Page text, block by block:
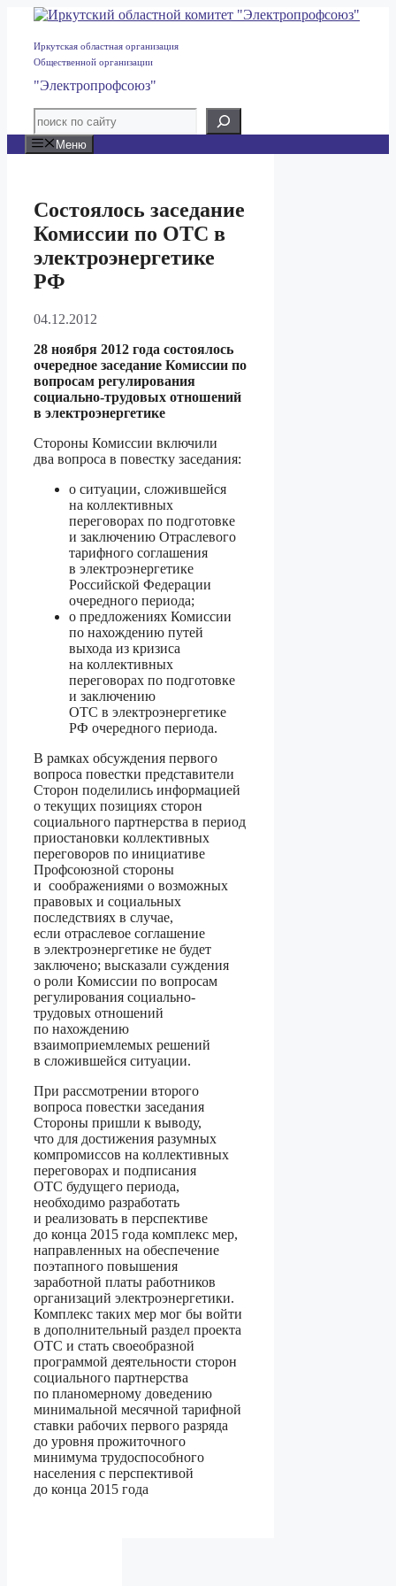
Перейти
содержимому
Иркутская областная организация
Общественной организации
"Электропрофсоюз"
Меню
Состоялось заседание
Комиссии по ОТС в
электроэнергетике
РФ
04.12.2012
28 ноября 2012 года состоялось
очередное заседание Комиссии по
вопросам регулирования
социально-трудовых отношений
в электроэнергетике
Стороны Комиссии включили
два вопроса в повестку заседания:
о ситуации, сложившейся
на коллективных
переговорах по подготовке
и заключению Отраслевого
тарифного соглашения
в электроэнергетике
Российской Федерации
очередного периода;
о предложениях Комиссии
по нахождению путей
выхода из кризиса
на коллективных
переговорах по подготовке
и заключению
ОТС в электроэнергетике
РФ очередного периода.
В рамках обсуждения первого
вопроса повестки представители
Сторон поделились информацией
о текущих позициях сторон
социального партнерства в период
приостановки коллективных
переговоров по инициативе
Профсоюзной стороны
и соображениями о возможных
правовых и социальных
последствиях в случае,
если отраслевое соглашение
в электроэнергетике не будет
заключено; высказали суждения
о роли Комиссии по вопросам
регулирования социально-
трудовых отношений
по нахождению
взаимоприемлемых решений
в сложившейся ситуации.
При рассмотрении второго
вопроса повестки заседания
Стороны пришли к выводу,
что для достижения разумных
компромиссов на коллективных
переговорах и подписания
ОТС будущего периода,
необходимо разработать
и реализовать в перспективе
до конца 2015 года комплекс мер,
направленных на обеспечение
поэтапного повышения
заработной платы работников
организаций электроэнергетики.
Комплекс таких мер мог бы войти
в дополнительный раздел проекта
ОТС и стать своеобразной
программой деятельности сторон
социального партнерства
по планомерному доведению
минимальной месячной тарифной
ставки рабочих первого разряда
до уровня прожиточного
минимума трудоспособного
населения с перспективой
до конца 2015 года